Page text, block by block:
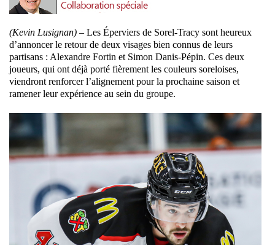
(Kevin Lusignan) – Les Éperviers de Sorel-Tracy sont heureux
d’annoncer le retour de deux visages bien connus de leurs
partisans : Alexandre Fortin et Simon Danis-Pépin. Ces deux
joueurs, qui ont déjà porté fièrement les couleurs soreloises,
viendront renforcer l’alignement pour la prochaine saison et
ramener leur expérience au sein du groupe.